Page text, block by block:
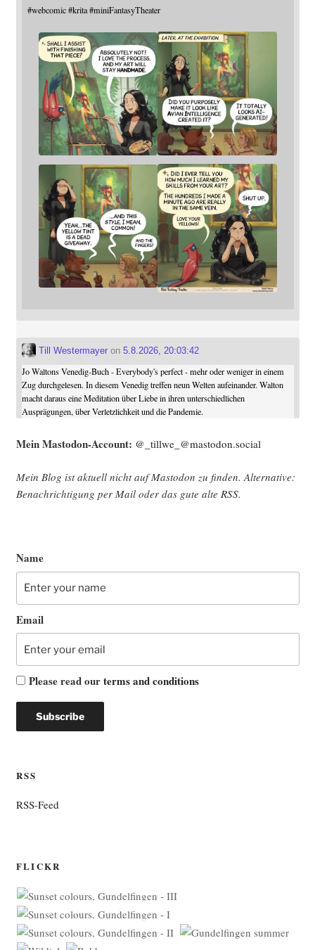
#webcomic #krita #miniFantasyTheater
Till Westermayeron 5.8.2026, 20:03:42
Jo Waltons Venedig-Buch - Everybody's perfect - mehr oder weniger in einem
Zug durchgelesen. In diesem Venedig treffen neun Welten aufeinander. Walton
macht daraus eine Meditation über Liebe in ihren unterschiedlichen
Ausprägungen, über Verletzlichkeit und die Pandemie.
Mein Mast­o­don-Account: @_tillwe_@mastodon.social
Mein Blog ist aktu­ell nicht auf Mast­o­don zu fin­den. Alter­na­ti­ve:
Benach­rich­ti­gung per Mail oder das gute alte RSS.
Name
Email
Please read ourterms and conditions
RSS
RSS-Feed
FLICKR